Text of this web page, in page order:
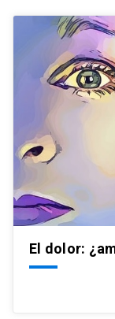
El dolor: